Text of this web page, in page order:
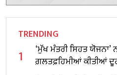
TRENDING
1
‘ਮੁੱਖ ਮੰਤਰੀ ਸਿਹਤ
ਗ਼ਲਤਫ਼ਹਿਮੀਆਂ ਕੀਤੀਆਂ